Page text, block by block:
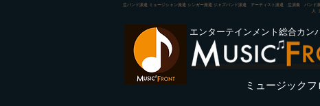
生バンド派遣 ミュージシャン派遣 シンガー派遣 ジャズバンド派遣 アーティスト派遣 生演奏 バン
人
エンターテインメント総合カン
ミュージック